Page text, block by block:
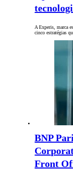
A Experis, marca
cinco estratégias
BNP
Front